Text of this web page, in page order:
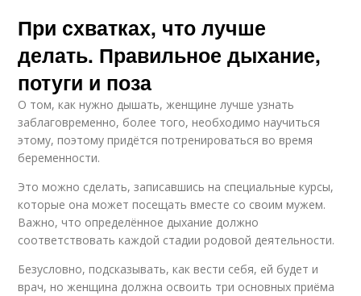
При схватках, что лучше
делать. Правильное дыхание,
потуги и поза
О том, как нужно дышать, женщине лучше узнать
заблаговременно, более того, необходимо научиться
этому, поэтому придётся потренироваться во время
беременности.
Это можно сделать, записавшись на специальные курсы,
которые она может посещать вместе со своим мужем.
Важно, что определённое дыхание должно
соответствовать каждой стадии родовой деятельности.
Безусловно, подсказывать, как вести себя, ей будет и
врач, но женщина должна освоить три основных приёма